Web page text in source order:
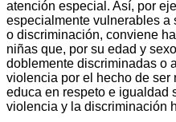
atención especial. Así, por
especialmente vulnerables a
o discriminación, conviene
niñas que, por su edad y
doblemente discriminadas o
violencia por el hecho de
educa en respeto e igualdad
violencia y la discriminación